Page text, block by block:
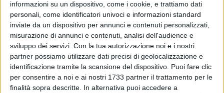
informazioni su un dispositivo, come i cookie, e trattiamo dati
personali, come identificatori univoci e informazioni standard
inviate da un dispositivo per annunci e contenuti personalizzati,
misurazione di annunci e contenuti, analisi dell'audience e
sviluppo dei servizi. Con la tua autorizzazione noi e i nostri
partner possiamo utilizzare dati precisi di geolocalizzazione e
identificazione tramite la scansione del dispositivo. Puoi fare clic
per consentire a noi e ai nostri 1733 partner il trattamento per le
finalità sopra descritte. In alternativa puoi accedere a
piazza Matteotti e piazza della Visitazione, necessarie per il
prosieguo e l'ultimazione dei lavori relativi alla realizzazione
del Parco Intergenerazionale.
Queste le modifiche:
1. Chiusura al traffico: piazza Matteotti sarà chiusa al
traffico veicolare e pedonale per consentire la piena
cantierizzazione dell'area.